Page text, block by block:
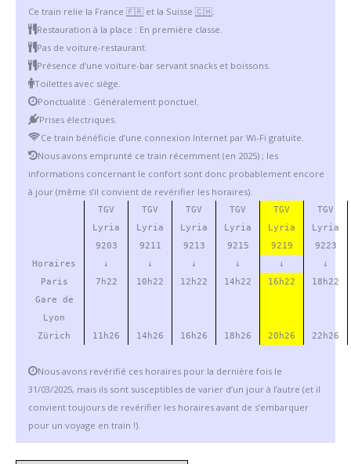
Ce train relie la France🇫🇷 et la Suisse🇨🇭
Restauration à la place : En première classe.
Pas de voiture-restaurant.
Présence d’une voiture-bar servant snacks et boissons.
Toilettes avec siège.
Ponctualité : Généralement ponctuel.
Prises électriques.
Ce train bénéficie d’une connexion Internet par Wi-Fi gratuite.
Nous avons emprunté ce train récemment (en 2025) ; les
informations concernant le confort sont donc probablement encore
à jour (même s’il convient de revérifier les horaires).
TGV
Lyria
9203
TGV
Lyria
9211
TGV
Lyria
9213
TGV
Lyria
9215
TGV
Lyria
9219
TGV
Lyria
9223
Horaires
↓ ↓ ↓ ↓ ↓
↓
Paris
Gare de
Lyon
7h22 10h22 12h22 14h22 16h22 18h22
Zürich 11h26 14h26 16h26 18h26 20h26 22h26
Nous avons revérifié ces horaires pour la dernière fois le
31/03/2025, mais ils sont susceptibles de varier d’un jour à l’autre (et il
convient toujours de revérifier les horaires avant de s’embarquer
pour un voyage en train !).